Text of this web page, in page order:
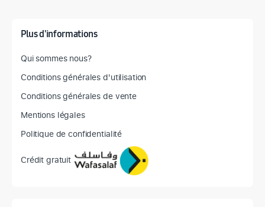
Plus d'informations
Qui sommes nous?
Conditions générales d'utilisation
Conditions générales de vente
Mentions légales
Politique de confidentialité
Crédit gratuit